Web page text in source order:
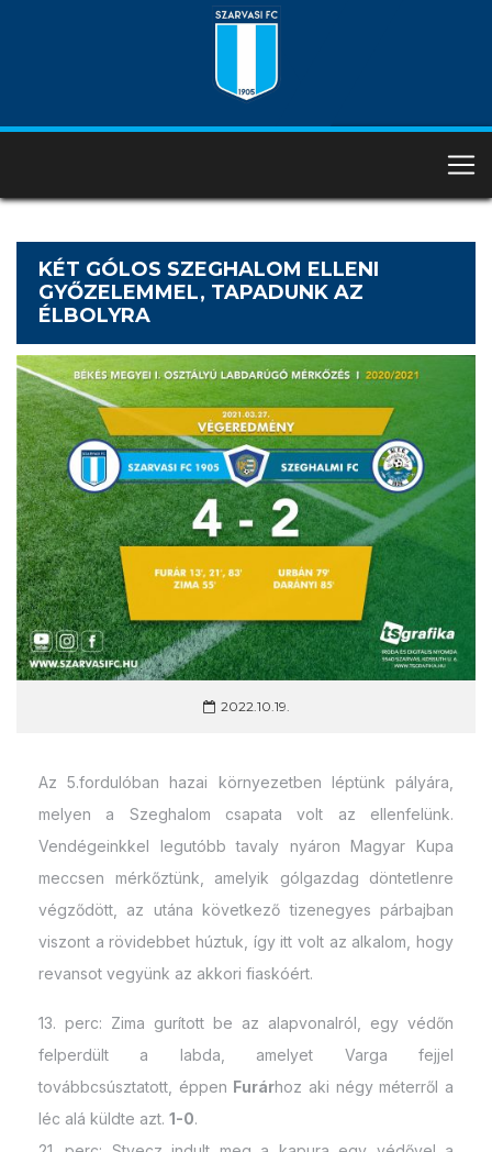
KÉT GÓLOS SZEGHALOM ELLENI
GYŐZELEMMEL, TAPADUNK AZ
ÉLBOLYRA
2022.10.19.
Az 5.fordulóban hazai környezetben léptünk pályára,
melyen a Szeghalom csapata volt az ellenfelünk.
Vendégeinkkel legutóbb tavaly nyáron Magyar Kupa
meccsen mérkőztünk, amelyik gólgazdag döntetlenre
végződött, az utána következő tizenegyes párbajban
viszont a rövidebbet húztuk, így itt volt az alkalom, hogy
revansot vegyünk az akkori fiaskóért.
13. perc: Zima gurított be az alapvonalról, egy védőn
felperdült a labda, amelyet Varga fejjel
továbbcsúsztatott, éppen Furárhoz aki négy méterről a
léc alá küldte azt. 1-0.